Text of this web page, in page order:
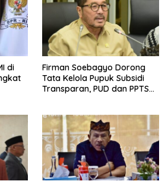
di
Firman Soebagyo Dorong
Tata Kelola Pupuk Subsidi
Transparan, PUD dan PPTS